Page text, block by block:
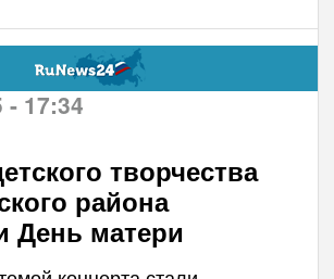
- 17:34
творчества
района
День матери